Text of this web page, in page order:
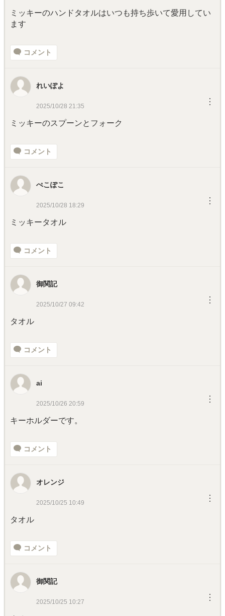
ミッキーのハンドタオルはいつも持ち歩いて愛用してい
ます
コメント
れいぽよ
2025/10/28 21:35 ︙
ミッキーのスプーンとフォーク
コメント
ぺこぽこ
2025/10/28 18:29 ︙
ミッキータオル
コメント
御関記
2025/10/27 09:42 ︙
タオル
コメント
ai
2025/10/26 20:59 ︙
キーホルダーです。
コメント
オレンジ
2025/10/25 10:49 ︙
タオル
コメント
御関記
2025/10/25 10:27 ︙